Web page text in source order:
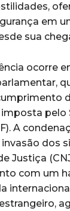
em
sua
ocorre
imposta pelo
A
dos
Justiça
com um